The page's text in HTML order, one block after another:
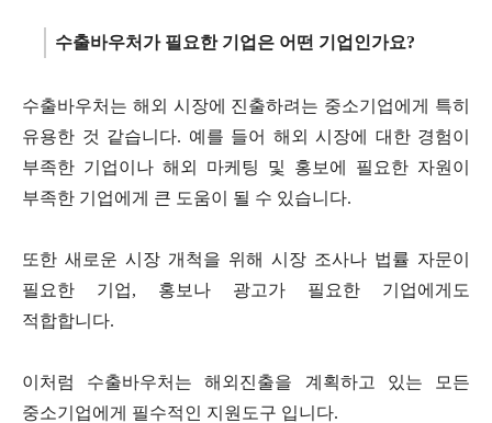
수출바우처가 필요한 기업은 어떤 기업인가요?
수출바우처는 해외 시장에 진출하려는 중소기업에게 특히
유용한 것 같습니다. 예를 들어 해외 시장에 대한 경험이
부족한 기업이나 해외 마케팅 및 홍보에 필요한 자원이
부족한 기업에게 큰 도움이 될 수 있습니다.
또한 새로운 시장 개척을 위해 시장 조사나 법률 자문이
필요한 기업, 홍보나 광고가 필요한 기업에게도
적합합니다.
이처럼 수출바우처는 해외진출을 계획하고 있는 모든
중소기업에게 필수적인 지원도구 입니다.